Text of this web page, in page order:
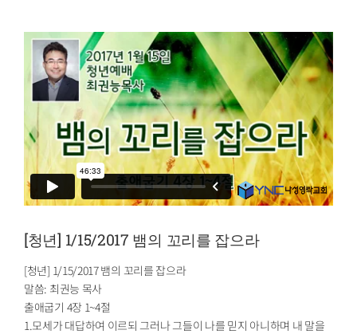
[청년] 1/15/2017 뱀의 꼬리를 잡으라
[청년] 1/15/2017 뱀의 꼬리를 잡으라
말씀: 최권능 목사
출애굽기 4장 1~4절
1.모세가 대답하여 이르되 그러나 그들이 나를 믿지 아니하며 내 말을